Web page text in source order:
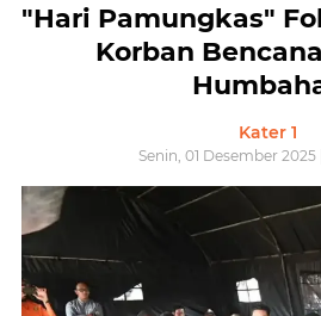
"Hari Pamungkas"
Korban
Kater 1
Senin, 01 Desember 2025